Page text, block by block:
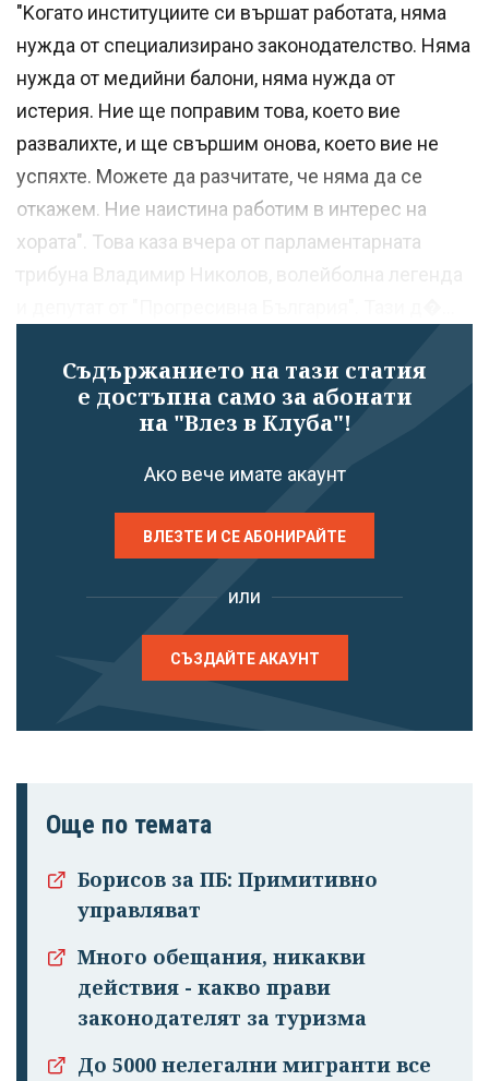
"Kогато институциите си вършат работата, няма
нужда от специализирано законодателство. Няма
нужда от медийни балони, няма нужда от
истерия. Ние ще поправим това, което вие
развалихте, и ще свършим онова, което вие не
успяхте. Можете да разчитате, че няма да се
откажем. Ние наистина работим в интерес на
хората". Това каза вчера от парламентарната
трибуна Владимир Николов, волейболна легенда
Съдържанието на тази статия
е достъпна само за абонати
на "Влез в Клуба"!
Ако вече имате акаунт
ВЛЕЗТЕ И СЕ АБОНИРАЙТЕ
или
СЪЗДАЙТЕ АКАУНТ
Още по темата
Борисов за ПБ: Примитивно
управляват
Много обещания, никакви
действия - какво прави
законодателят за туризма
До 5000 нелегални мигранти все